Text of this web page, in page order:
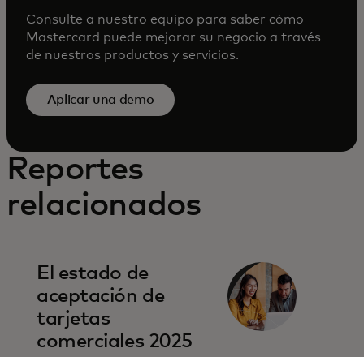
Consulte a nuestro equipo para saber cómo
Mastercard puede mejorar su negocio a través
de nuestros productos y servicios.
Aplicar una demo
Reportes
relacionados
El estado de
aceptación de
tarjetas
comerciales 2025